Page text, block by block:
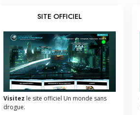
SITE OFFICIEL
Visitez le site officiel Un monde sans
drogue.